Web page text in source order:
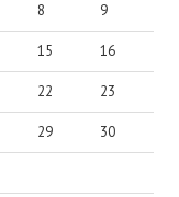
8 9
15 16
22 23
29 30